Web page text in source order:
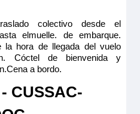
colectivo desde el
elmuelle. de embarque.
la hora de llegada del vuelo
Cóctel de bienvenida y
a bordo.
CUSSAC-